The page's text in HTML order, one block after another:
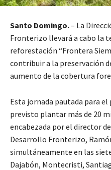
Santo Domingo.– La
Fronterizo llevará a cabo la
reforestación “Frontera
contribuir a la preservación
aumento de la cobertura
Esta jornada pautada para
previsto plantar más de 20
encabezada por el director
Desarrollo Fronterizo,
simultáneamente en las
Dajabón, Montecristi,